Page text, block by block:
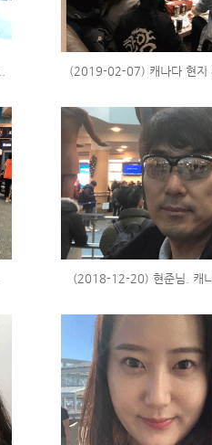
(2019-02-07) 캐나다 현지
(2018-12-20) 현준님. 캐나